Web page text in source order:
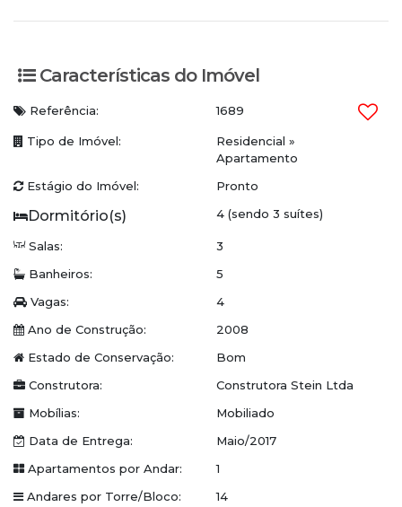
4 Dormitórios, sendo 3 suítes
Sala de TV
Lavabo
Ampla sacada com vista panorâmica da cidade
4 Vagas de garagem
Depósito privativo no subsolo
Condomínio:
Hall de entrada decorado
Piscina externa
Salão de festas
Espaço gourmet
Pub
Sauna
Brinquedoteca
Playground
Características do Imóvel
Referência: 1689
Tipo de Imóvel: Residencial »
Apartamento
Estágio do Imóvel:
Pronto
4 (sendo 3 suítes)
Salas:
3
Banheiros:
5
Vagas:
4
Ano de Construção:
2008
Estado de Conservação:
Bom
Construtora:
Construtora Stein Ltda
Mobílias:
Mobiliado
Data de Entrega:
Maio/2017
Apartamentos por Andar:
1
Andares por Torre/Bloco:
14